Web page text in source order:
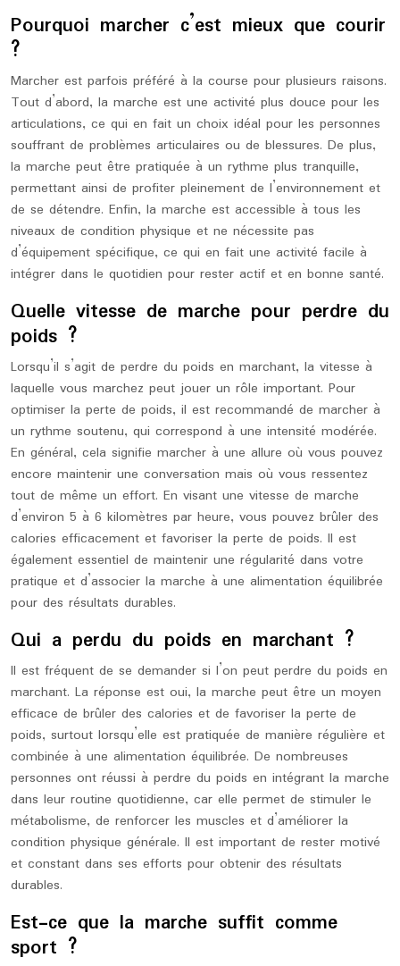
Pourquoi marcher c’est mieux que courir
?
Marcher est parfois préféré à la course pour plusieurs raisons.
Tout d’abord, la marche est une activité plus douce pour les
articulations, ce qui en fait un choix idéal pour les personnes
souffrant de problèmes articulaires ou de blessures. De plus,
la marche peut être pratiquée à un rythme plus tranquille,
permettant ainsi de profiter pleinement de l’environnement et
de se détendre. Enfin, la marche est accessible à tous les
niveaux de condition physique et ne nécessite pas
d’équipement spécifique, ce qui en fait une activité facile à
intégrer dans le quotidien pour rester actif et en bonne santé.
Quelle vitesse de marche pour perdre du
poids ?
Lorsqu’il s’agit de perdre du poids en marchant, la vitesse à
laquelle vous marchez peut jouer un rôle important. Pour
optimiser la perte de poids, il est recommandé de marcher à
un rythme soutenu, qui correspond à une intensité modérée.
En général, cela signifie marcher à une allure où vous pouvez
encore maintenir une conversation mais où vous ressentez
tout de même un effort. En visant une vitesse de marche
d’environ 5 à 6 kilomètres par heure, vous pouvez brûler des
calories efficacement et favoriser la perte de poids. Il est
également essentiel de maintenir une régularité dans votre
pratique et d’associer la marche à une alimentation équilibrée
pour des résultats durables.
Qui a perdu du poids en marchant ?
Il est fréquent de se demander si l’on peut perdre du poids en
marchant. La réponse est oui, la marche peut être un moyen
efficace de brûler des calories et de favoriser la perte de
poids, surtout lorsqu’elle est pratiquée de manière régulière et
combinée à une alimentation équilibrée. De nombreuses
personnes ont réussi à perdre du poids en intégrant la marche
dans leur routine quotidienne, car elle permet de stimuler le
métabolisme, de renforcer les muscles et d’améliorer la
condition physique générale. Il est important de rester motivé
et constant dans ses efforts pour obtenir des résultats
durables.
Est-ce que la marche suffit comme
sport ?